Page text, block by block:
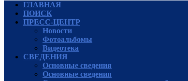
ГЛАВНАЯ
ПОИСК
ПРЕСС-ЦЕНТР
Новости
Фотоальбомы
Видеотека
СВЕДЕНИЯ
Основные сведения
Основные сведения